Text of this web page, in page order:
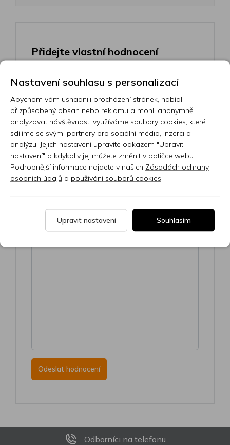
Přidejte vlastní hodnocení
Hodnocení:
0/5
Vaše jméno
Odborníci na telefonu
Nastavení souhlasu s personalizací
Abychom vám usnadnili procházení stránek, nabídli
přizpůsobený obsah nebo reklamu a mohli anonymně
analyzovat návštěvnost, využíváme soubory cookies, které
sdílíme se svými partnery pro sociální média, inzerci a
analýzu. Jejich nastavení upravíte odkazem "Upravit
nastavení" a kdykoliv jej můžete změnit v patičce webu.
Podrobnější informace najdete v našich Zásadách ochrany
osobních údajů a používání souborů cookies
Upravit nastavení Souhlasím